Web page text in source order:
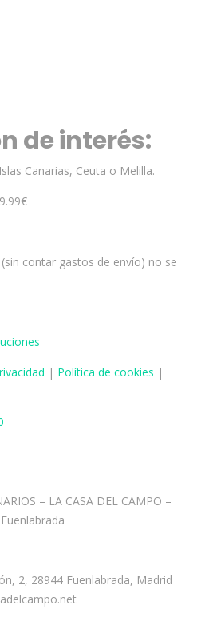
de interés:
Canarias, Ceuta o Melilla.
contar gastos de envío) no se
| Política de cookies |
– LA CASA DEL CAMPO –
2, 28944 Fuenlabrada, Madrid